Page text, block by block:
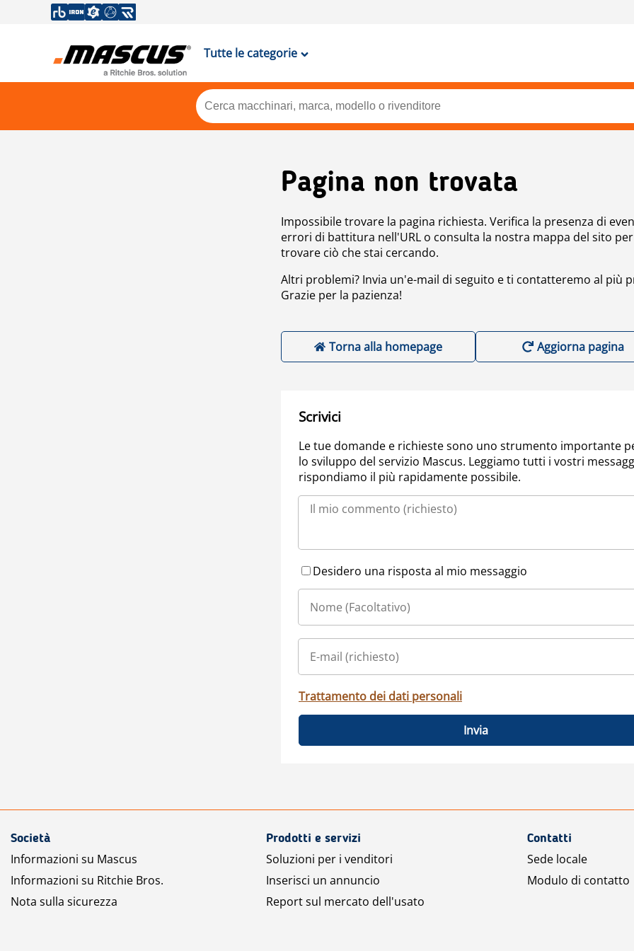
Tutte le categorie
Pagina non trovata
Impossibile trovare la pagina richiesta. Verifica la presenza di
errori di battitura nell'URL o consulta la nostra mappa del sito per
trovare ciò che stai cercando.
Altri problemi? Invia un'e-mail di seguito e ti contatteremo al più
Grazie per la pazienza!
Torna alla homepage Aggiorna pagina
Scrivici
Le tue domande e richieste sono uno strumento importante
lo sviluppo del servizio Mascus. Leggiamo tutti i vostri
rispondiamo il più rapidamente possibile.
Desidero una risposta al mio messaggio
Trattamento dei dati personali
Invia
Società
Informazioni su Mascus
Informazioni su Ritchie Bros.
Nota sulla sicurezza
Prodotti e servizi
Soluzioni per i venditori
Inserisci un annuncio
Report sul mercato dell'usato
Contatti
Sede locale
Modulo di contatto